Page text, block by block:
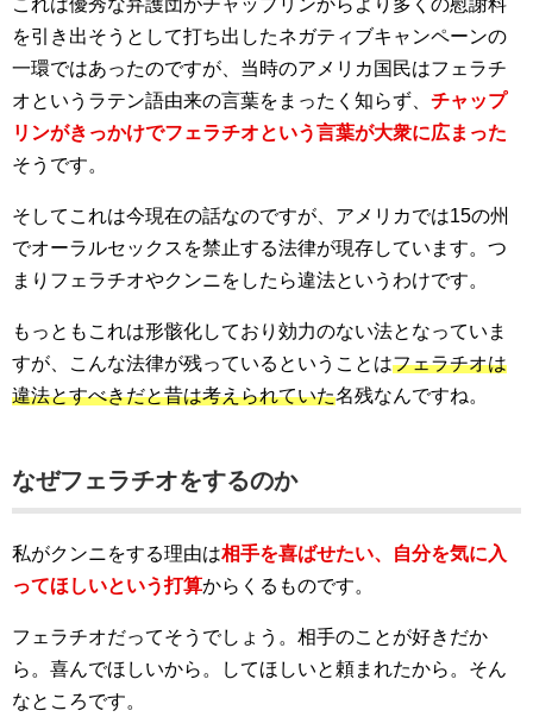
これは優秀な弁護団がチャップリンからより多くの慰謝料
を引き出そうとして打ち出したネガティブキャンペーンの
一環ではあったのですが、当時のアメリカ国民はフェラチ
オというラテン語由来の言葉をまったく知らず、 チャップ
リンがきっかけでフェラチオという言葉が大衆に広まった
そうです。
そしてこれは今現在の話なのですが、アメリカでは15の州
でオーラルセックスを禁止する法律が現存しています。つ
まりフェラチオやクンニをしたら違法というわけです。
もっともこれは形骸化しており効力のない法となっていま
すが、こんな法律が残っているということはフェラチオは
違法とすべきだと昔は考えられていた名残なんですね。
なぜフェラチオをするのか
私がクンニをする理由は相手を喜ばせたい、自分を気に入
ってほしいという打算からくるものです。
フェラチオだってそうでしょう。相手のことが好きだか
ら。喜んでほしいから。してほしいと頼まれたから。そん
なところです。